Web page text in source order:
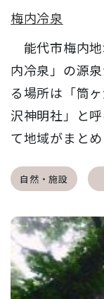
梅内冷泉
能代市梅内
内冷泉」の源
る場所は「筒
沢神明社」と
て地域がまと
自然・施設